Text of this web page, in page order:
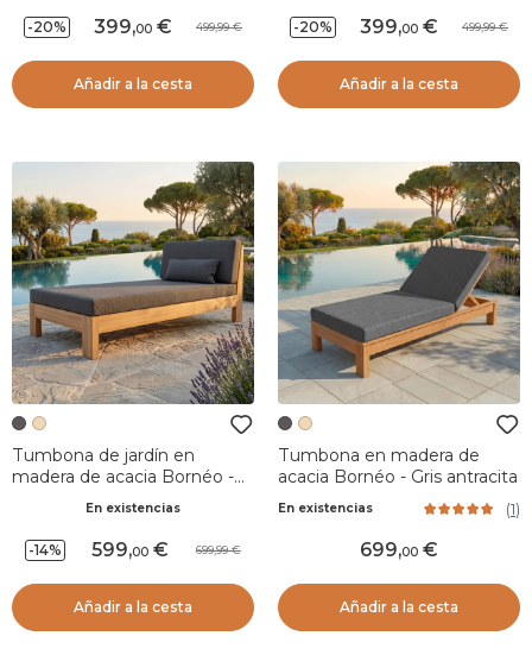
-20% 399,00 499,99
Añadir a la cesta
-20% 399,00 499,99
Añadir a la cesta
Tumbona de jardín en
madera de acacia Bornéo -
En existencias
-14% 599,00 699,99
Añadir a la cesta
Tumbona en madera de
acacia Bornéo - Gris antracita
En existencias (1)
699,00
Añadir a la cesta